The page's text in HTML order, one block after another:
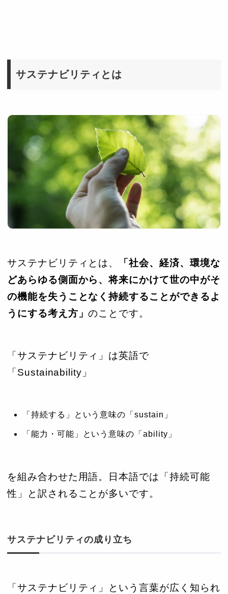
サステナビリティとは
サステナビリティとは、
「社会、経済、環境な
どあらゆる側面から、将来にかけて世の中がそ
の機能を失うことなく持続することができるよ
うにする考え方」のことです。
「サステナビリティ」は英語で
「Sustainability」
「持続する」という意味の「sustain」
「能力・可能」という意味の「ability」
を組み合わせた用語。日本語では「持続可能
性」と訳されることが多いです。
サステナビリティの成り立ち
「サステナビリティ」という言葉が広く知られ